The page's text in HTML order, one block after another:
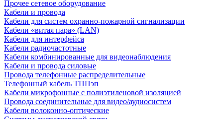
Прочее сетевое оборудование
Кабели и провода
Кабели для систем охранно-пожарной сигнализации
Кабели «витая пара» (LAN)
Кабели для интерфейса
Кабели радиочастотные
Кабели комбинированные для видеонаблюдения
Кабели и провода силовые
Провода телефонные распределительные
Телефонный кабель ТППэп
Кабели микрофонные с полиэтиленовой изоляцией
Провода соединительные для видео/аудиосистем
Кабели волоконно-оптические